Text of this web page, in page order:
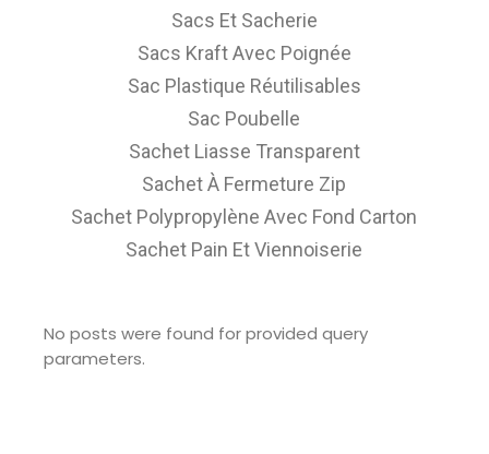
Sacs Et Sacherie
Sacs Kraft Avec Poignée
Sac Plastique Réutilisables
Sac Poubelle
Sachet Liasse Transparent
Sachet À Fermeture Zip
Sachet Polypropylène Avec Fond Carton
Sachet Pain Et Viennoiserie
No posts were found for provided query
parameters.